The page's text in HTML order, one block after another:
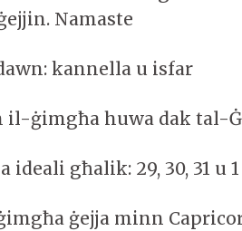
Namaste
kannella u isfar
ġimgħa huwa dak tal-
għalik: 29, 30, 31 u 1
ġejja minn